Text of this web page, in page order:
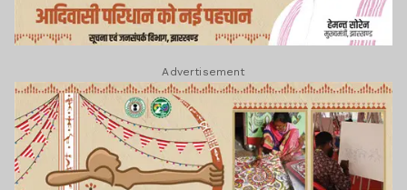
Advertisement